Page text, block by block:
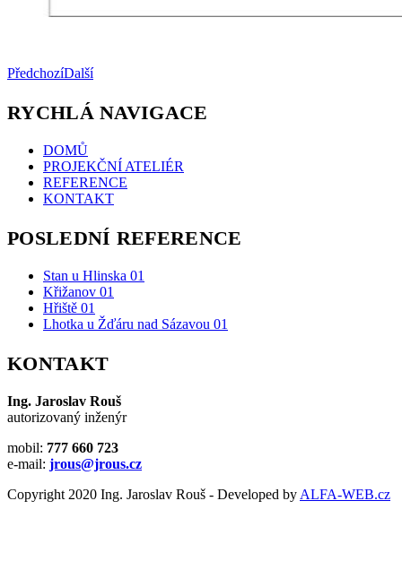
PředchozíDalší
RYCHLÁ NAVIGACE
DOMŮ
PROJEKČNÍ ATELIÉR
REFERENCE
KONTAKT
POSLEDNÍ REFERENCE
Stan u Hlinska 01
Křižanov 01
Hřiště 01
Lhotka u Žďáru nad Sázavou 01
KONTAKT
Ing. Jaroslav Rouš
autorizovaný inženýr
mobil: 777 660 723
e-mail: jrous@jrous.cz
Copyright 2020 Ing. Jaroslav Rouš - Developed by ALFA-WEB.cz